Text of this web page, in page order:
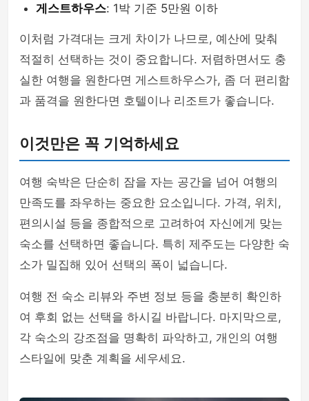
게스트하우스: 1박 기준 5만원 이하
이처럼 가격대는 크게 차이가 나므로, 예산에 맞춰
적절히 선택하는 것이 중요합니다. 저렴하면서도 충
실한 여행을 원한다면 게스트하우스가, 좀 더 편리함
과 품격을 원한다면 호텔이나 리조트가 좋습니다.
이것만은 꼭 기억하세요
여행 숙박은 단순히 잠을 자는 공간을 넘어 여행의
만족도를 좌우하는 중요한 요소입니다. 가격, 위치,
편의시설 등을 종합적으로 고려하여 자신에게 맞는
숙소를 선택하면 좋습니다. 특히 제주도는 다양한 숙
소가 밀집해 있어 선택의 폭이 넓습니다.
여행 전 숙소 리뷰와 주변 정보 등을 충분히 확인하
여 후회 없는 선택을 하시길 바랍니다. 마지막으로,
각 숙소의 강조점을 명확히 파악하고, 개인의 여행
스타일에 맞춘 계획을 세우세요.